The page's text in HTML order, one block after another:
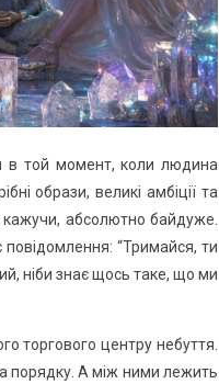
в той момент, коли людина
образи, великі амбіції та
кажучи, абсолютно байдуже.
“Тримайся, ти
ніби знає щось таке, що ми
торгового центру небуття.
порядку. А між ними лежить